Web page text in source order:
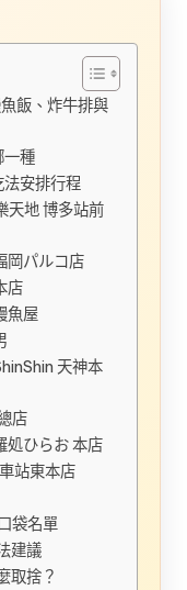
飯、炸牛排與
一種
安排行程
天地 博多站前
岡パルコ店
店
魚屋
天神本
店
処ひらお 本店
站東本店
袋名單
建議
取捨？